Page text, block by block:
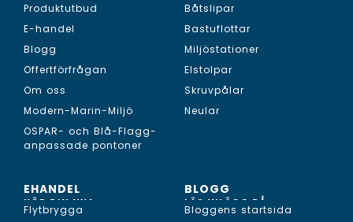
Produktutbud
E-handel
Blogg
Offertförfrågan
Om oss
Modern-Marin-Miljö
OSPAR- och Blå-Flagg-
anpassade pontoner
Båtslipar
Bastuflottar
Miljöstationer
Elstolpar
Skruvpålar
Neular
EHANDEL
KÖP DIN NYA...
Flytbrygga
BLOGG
LÄS INLÄGG PÅ...
Bloggens startsida